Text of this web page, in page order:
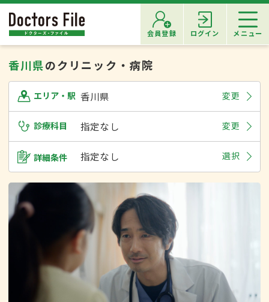
会員登録 ログイン メニュー
香川県のクリニック・病院
エリア・駅 香川県 変更
診療科目 指定なし 変更
詳細条件 指定なし 選択